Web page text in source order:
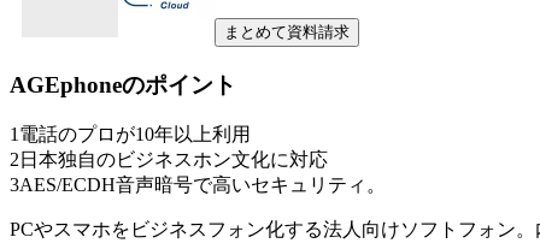
まとめて資料請求
AGEphoneのポイント
1電話のプロが10年以上利用
2日本独自のビジネスホン文化に対応
3AES/ECDH音声暗号で高いセキュリティ。
PCやスマホをビジネスフォン化する法人向けソフトフォン